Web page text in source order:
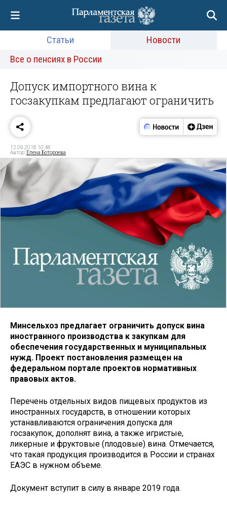
Статьи
Новости
Все о пенсиях в России
Допуск импортного вина к
госзакупкам предлагают ограничить
12.09.2018 10:48
Автор: Елена Ботороева
Минсельхоз предлагает ограничить допуск вина
иностранного производства к закупкам для
обеспечения государственных и муниципальных
нужд. Проект постановления размещен на
федеральном портале проектов нормативных
правовых актов.
Перечень отдельных видов пищевых продуктов из
иностранных государств, в отношении которых
устанавливаются ограничения допуска для
госзакупок, дополнят вина, а также игристые,
ликерные и фруктовые (плодовые) вина. Отмечается,
что такая продукция производится в России и странах
ЕАЭС в нужном объеме.
Документ вступит в силу в январе 2019 года.